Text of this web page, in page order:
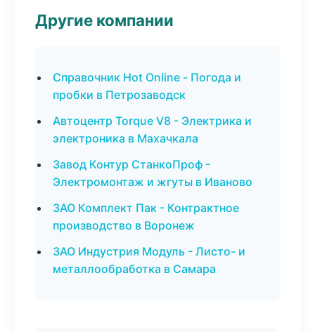
Другие компании
Справочник Hot Online - Погода и
пробки в Петрозаводск
Автоцентр Torque V8 - Электрика и
электроника в Махачкала
Завод Контур СтанкоПроф -
Электромонтаж и жгуты в Иваново
ЗАО Комплект Пак - Контрактное
производство в Воронеж
ЗАО Индустрия Модуль - Листо- и
металлообработка в Самара